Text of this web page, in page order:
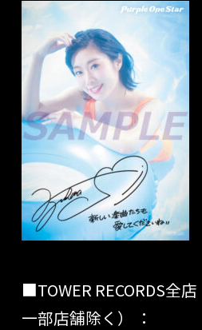
■TOWER RECORDS全
一部店舗除く） ：